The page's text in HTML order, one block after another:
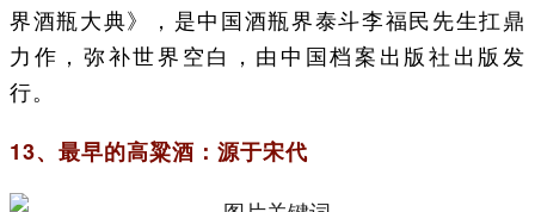
界酒瓶大典》，是中国酒瓶界泰斗李福民先生扛鼎
力作，弥补世界空白，由中国档案出版社出版发
行。
13、最早的高粱酒：源于宋代